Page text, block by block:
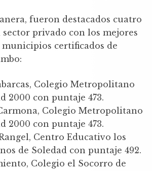
fueron destacados cuatro
privado con los mejores
certificados de
Colegio Metropolitano
2000 con puntaje 473.
Colegio Metropolitano
2000 con puntaje 473.
Centro Educativo los
de Soledad con puntaje 492.
Colegio el Socorro de